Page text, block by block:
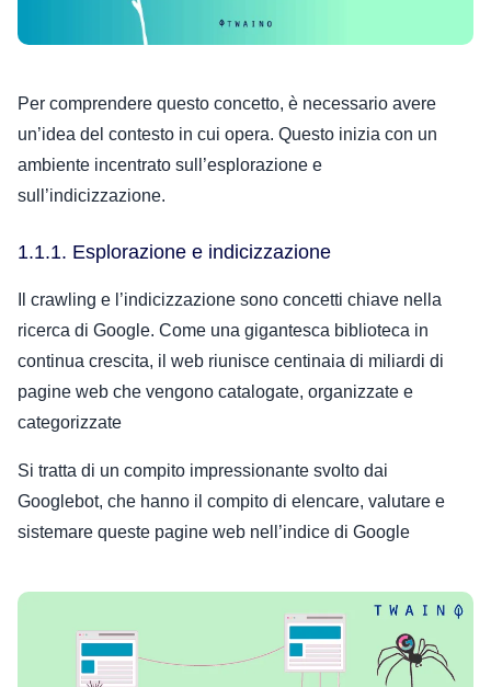
Per comprendere questo concetto, è necessario avere
un’idea del contesto in cui opera. Questo inizia con un
ambiente incentrato sull’esplorazione e
sull’indicizzazione.
1.1.1. Esplorazione e indicizzazione
Il crawling e l’indicizzazione sono concetti chiave nella
ricerca di Google. Come una gigantesca biblioteca in
continua crescita, il web riunisce centinaia di miliardi di
pagine web che vengono catalogate, organizzate e
categorizzate
Si tratta di un compito impressionante svolto dai
Googlebot, che hanno il compito di elencare, valutare e
sistemare queste pagine web nell’indice di Google